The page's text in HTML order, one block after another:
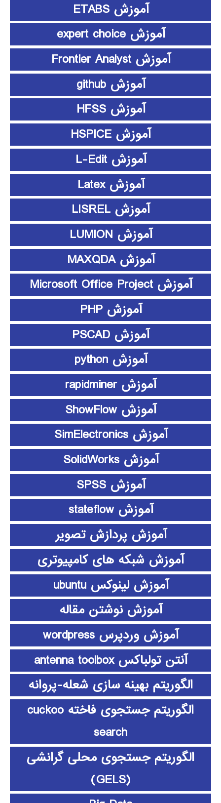
آموزش ETABS
آموزش expert choice
آموزش Frontier Analyst
آموزش github
آموزش HFSS
آموزش HSPICE
آموزش L-Edit
آموزش Latex
آموزش LISREL
آموزش LUMION
آموزش MAXQDA
آموزش Microsoft Office Project
آموزش PHP
آموزش PSCAD
آموزش python
آموزش rapidminer
آموزش ShowFlow
آموزش SimElectronics
آموزش SolidWorks
آموزش SPSS
آموزش stateflow
آموزش پردازش تصویر
آموزش شبکه های کامپیوتری
آموزش لینوکس ubuntu
آموزش نوشتن مقاله
آموزش وردپرس wordpress
آنتن تولباکس antenna toolbox
الگوریتم بهینه سازی شعله-پروانه
الگوریتم جستجوی فاخته cuckoo
search
الگوریتم جستجوی محلی گرانشی
(GELS)